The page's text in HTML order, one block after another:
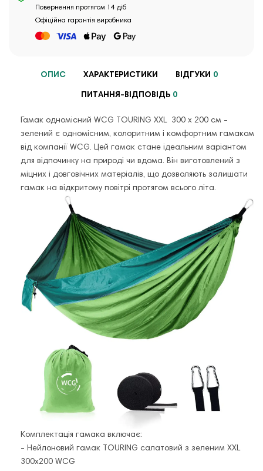
Повернення протягом 14 діб
Офіційна гарантія виробника
ОПИС ХАРАКТЕРИСТИКИ ВІДГУКИ 0
ПИТАННЯ-ВІДПОВІДЬ 0
Гамак одномісний WCG TOURING XXL 300 х 200 см -
зелений є одномісним, колоритним і комфортним гамаком
від компанії WCG. Цей гамак стане ідеальним варіантом
для відпочинку на природі чи вдома. Він виготовлений з
міцних і довговічних матеріалів, що дозволяють залишати
гамак на відкритому повітрі протягом всього літа.
Комплектація гамака включає:
- Нейлоновий гамак TOURING салатовий з зеленим XXL
300х200 WCG